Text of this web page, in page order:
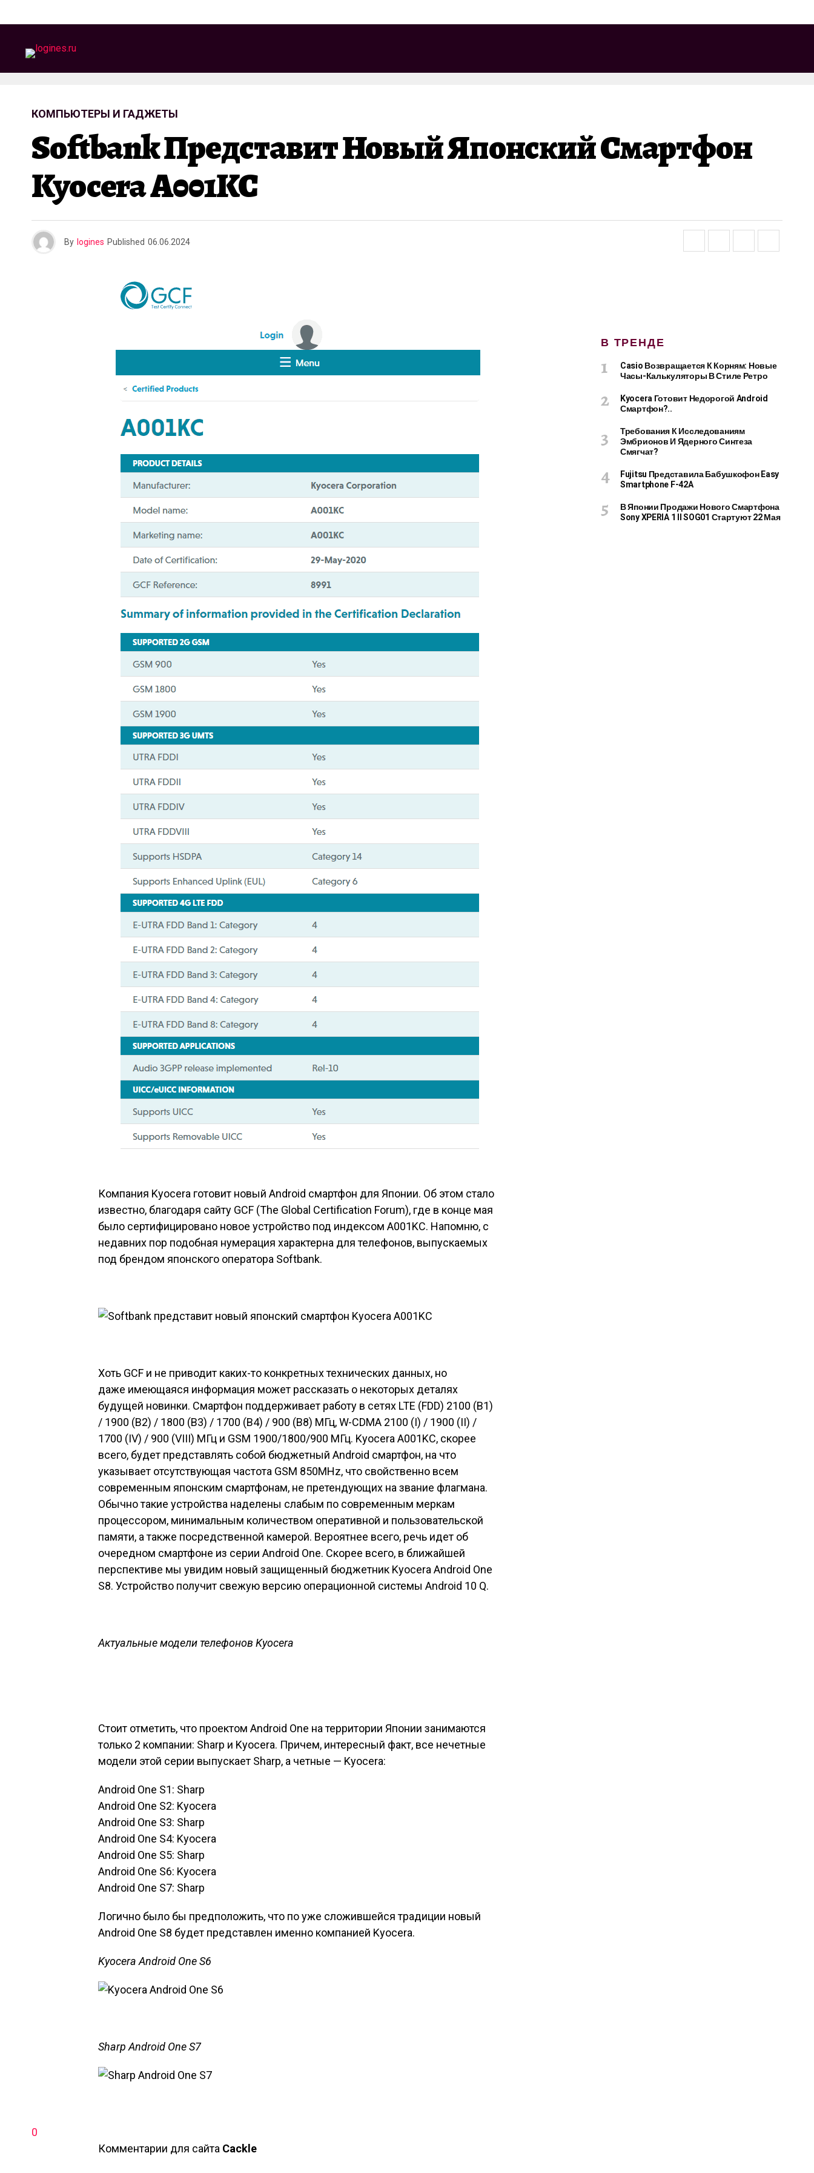
КОМПЬЮТЕРЫ И ГАДЖЕТЫ
Softbank Представит Новый Японский Смартфон
Kyocera A001KC
By logines Published 06.06.2024
Компания Kyocera готовит новый Android смартфон для Японии. Об этом стало
известно, благодаря сайту GCF (The Global Certification Forum), где в конце мая
было сертифицировано новое устройство под индексом A001KC. Напомню, с
недавних пор подобная нумерация характерна для телефонов, выпускаемых
под брендом японского оператора Softbank.
Хоть GCF и не приводит каких-то конкретных технических данных, но
даже имеющаяся информация может рассказать о некоторых деталях
будущей новинки. Смартфон поддерживает работу в сетях LTE (FDD) 2100 (B1)
/ 1900 (B2) / 1800 (B3) / 1700 (B4) / 900 (B8) МГц, W-CDMA 2100 (I) / 1900 (II) /
1700 (IV) / 900 (VIII) МГц и GSM 1900/1800/900 МГц. Kyocera A001KC, скорее
всего, будет представлять собой бюджетный Android смартфон, на что
указывает отсутствующая частота GSM 850MHz, что свойственно всем
современным японским смартфонам, не претендующих на звание флагмана.
Обычно такие устройства наделены слабым по современным меркам
процессором, минимальным количеством оперативной и пользовательской
памяти, а также посредственной камерой. Вероятнее всего, речь идет об
очередном смартфоне из серии Android One. Скорее всего, в ближайшей
перспективе мы увидим новый защищенный бюджетник Kyocera Android One
S8. Устройство получит свежую версию операционной системы Android 10 Q.
Актуальные модели телефонов Kyocera
Стоит отметить, что проектом Android One на территории Японии занимаются
только 2 компании: Sharp и Kyocera. Причем, интересный факт, все нечетные
модели этой серии выпускает Sharp, а четные — Kyocera:
Android One S1: Sharp
Android One S2: Kyocera
Android One S3: Sharp
Android One S4: Kyocera
Android One S5: Sharp
Android One S6: Kyocera
Android One S7: Sharp
Логично было бы предположить, что по уже сложившейся традиции новый
Android One S8 будет представлен именно компанией Kyocera.
Kyocera Android One S6
Sharp Android One S7
0
Комментарии для сайта Cackl e
В ТРЕНДЕ
Casio Возвращается К Корням: Новые
Часы-Калькуляторы В Стиле Ретро
Kyocera Готовит Недорогой Android
Смартфон?..
Требования К Исследованиям
Эмбрионов И Ядерного Синтеза
Смягчат?
Fujitsu Представила Бабушкофон Easy
Smartphone F-42A
В Японии Продажи Нового Смартфона
Sony XPERIA 1 II SOG01 Стартуют 22 Мая